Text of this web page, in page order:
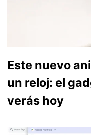
Este nuevo
un reloj: el
verás hoy